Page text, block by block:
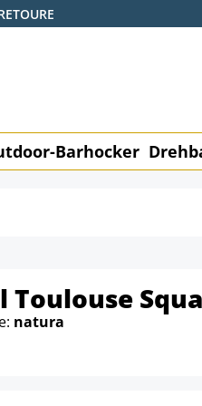
Barhocker
Toulouse
natura